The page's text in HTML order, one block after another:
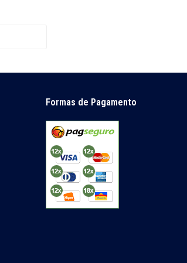
Formas de Pagamento